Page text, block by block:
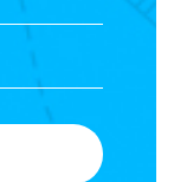
şehir
Müzesi,
Notre-
ziyaret
dileyen